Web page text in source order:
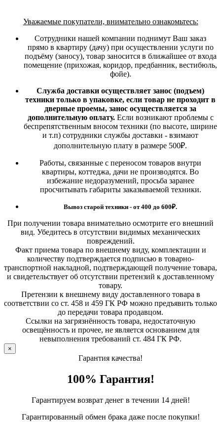
Уважаемые покупатели, внимательно ознакомьтесь:
Сотрудники нашей компании поднимут Ваш заказ
прямо в квартиру (дачу) при осуществлении услуги по
подъёму (заносу), товар заносится в ближайшее от входа
помещение (прихожая, коридор, предбанник, вестибюль,
фойе).
Служба доставки осуществляет занос (подъем)
техники только в упаковке, если товар не проходит в
дверные проемы, занос осуществляется за
дополнительную оплату. Если возникают проблемы с
беспрепятственным вносом техники (по высоте, ширине
и т.п) сотрудники службы доставки - взимают
дополнительную плату в размере 500₽.
Работы, связанные с переносом товаров внутри
квартиры, коттеджа, дачи не производятся. Во
избежание недоразумений, просьба заранее
просчитывать габариты заказываемой техники.
Вывоз старой техники - от 400 до 600₽.
При получении товара внимательно осмотрите его внешний
вид. Убедитесь в отсутствии видимых механических
повреждений.
Факт приема товара по внешнему виду, комплектации и
количеству подтверждается подписью в товарно-
транспортной накладной, подтверждающей получение товара,
и свидетельствует об отсутствии претензий к доставленному
товару.
Претензии к внешнему виду доставленного товара в
соответствии со ст. 458 и 459 ГК РФ можно предъявить только
до передачи товара продавцом.
Ссылки на загрязнённость товара, недостаточную
освещённость и прочее, не является основанием для
невыполнения требований ст. 484 ГК РФ.
×
Гарантия качества!
100% Гарантия!
Гарантируем возврат денег в течении 14 дней!
Гарантированный обмен брака даже после покупки!